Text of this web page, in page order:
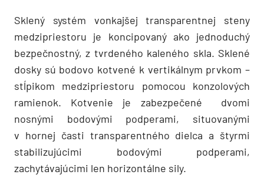
Sklený systém vonkajšej transparentnej steny
medzipriestoru je koncipovaný ako jednoduchý
bezpečnostný, z tvrdeného kaleného skla. Sklené
dosky sú bodovo kotvené k vertikálnym prvkom –
stĺpikom medzipriestoru pomocou konzolových
ramienok. Kotvenie je zabezpečené dvomi
nosnými bodovými podperami, situovanými
v hornej časti transparentného dielca a štyrmi
stabilizujúcimi bodovými podperami,
zachytávajúcimi len horizontálne sily.